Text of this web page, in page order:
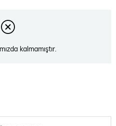
kalmamıştır.